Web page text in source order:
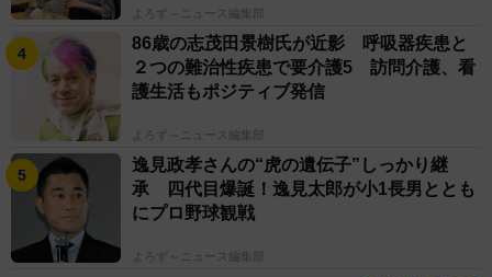
よろず～ニュース編集部
86歳の志茂田景樹氏が近影 呼吸器疾患と
２つの難治性疾患で要介護5 訪問介護、看
護生活もポジティブ発信
よろず～ニュース編集部
逸見政孝さんの“虎の遺伝子”しっかり継
承 四代目爆誕！逸見太郎が小1長男ととも
にプロ野球観戦
よろず～ニュース編集部